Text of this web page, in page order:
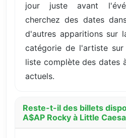
jour juste avant
cherchez des dates
d'autres apparitions sur
catégorie de l'artiste
liste complète des dates
actuels.
Reste-t-il des billets
A$AP Rocky à Little